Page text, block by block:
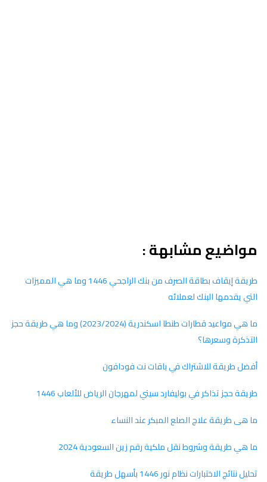
مواضيع مشابهة :
طريقة إيقاف بطاقة الصرف من بنك الراجحي 1446 وما هي المميزات
التي يقدمها البنك لعملائه
ما هي مواعيد قطارات طنطا اسكندرية (2023/2024) وما هي طريقة حجز
التذكرة وسعرها؟
أفضل طريقة للاشتراك في باقات نت فودافون
طريقة حجز تذاكر في بوليفارد سيتي لمهرجان الرياض للألعاب 1446
ما هى طريقة علاج الصلع المبكر عند النساء
ما هي طريقة وشروط نقل ملكية رقم زين السعودية 2024
تحليل نتائج الاختبارات نظام نور 1446 بأسهل طريقة